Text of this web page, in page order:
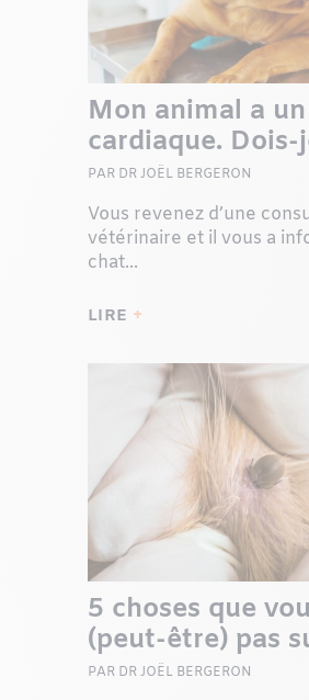
Mon animal a
cardiaque. Dois-
m’inquiéter ?
PAR DR JOËL BERGERON
Vous revenez d’une
vétérinaire et il vous a
chat...
LIRE
5 choses que
(peut-être) pas
PAR DR JOËL BERGERON